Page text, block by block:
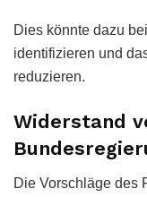
Dies könnte dazu
identifizieren und
reduzieren.
Widerstand
Die Vorschläge des